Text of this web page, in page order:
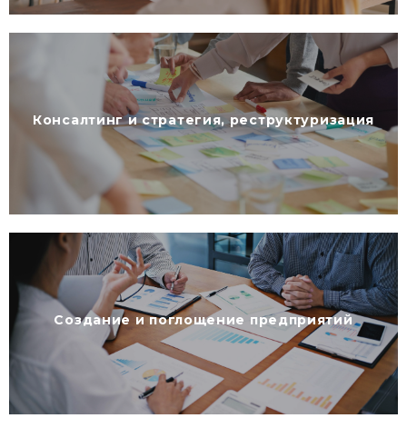
Консалтинг и стратегия, реструктуризация
Создание и поглощение предприятий